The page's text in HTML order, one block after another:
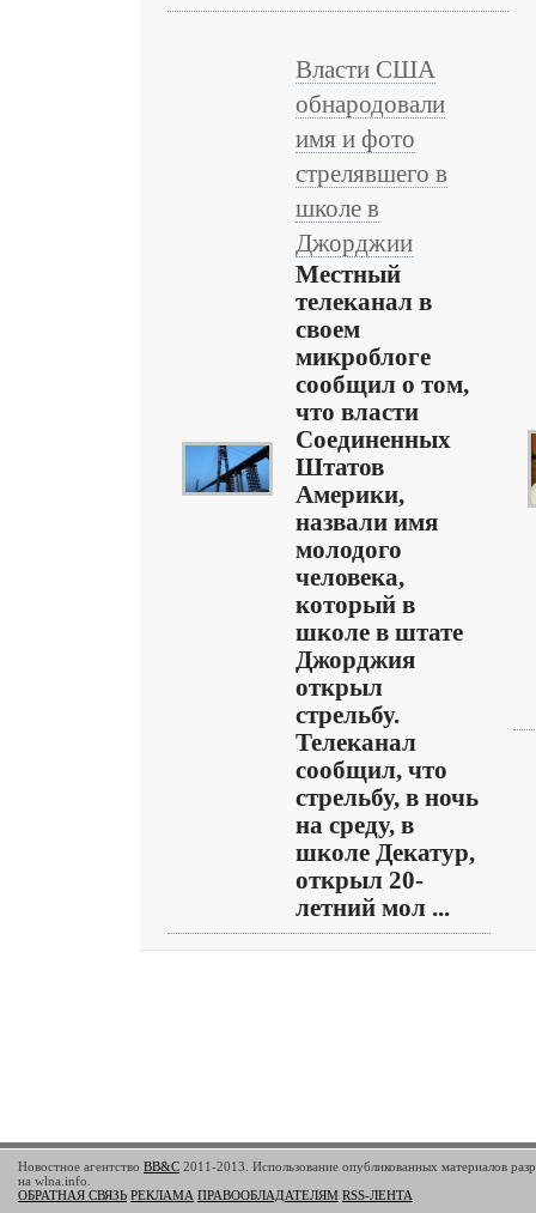
Власти США
обнародовали
имя и фото
стрелявшего в
школе в
Джорджии
Местный
телеканал в
своем
микроблоге
сообщил о том,
что власти
Соединенных
Штатов
Америки,
назвали имя
молодого
человека,
который в
школе в штате
Джорджия
открыл
стрельбу.
Телеканал
сообщил, что
стрельбу, в ночь
на среду, в
школе Декатур,
открыл 20-
летний мол ...
Новостное агентство BB&C 2011-2013. Использование опубликованных материалов
на wlna.info.
ОБРАТНАЯ СВЯЗЬ РЕКЛАМА ПРАВООБЛАДАТЕЛЯМ RSS-ЛЕНТА